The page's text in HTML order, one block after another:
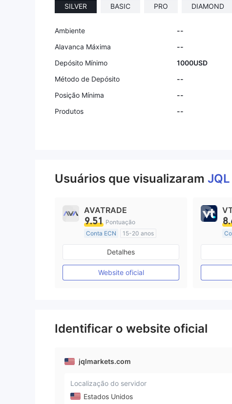
SILVER BASIC PRO DIAMOND
Ambiente --
Alavanca Máxima
--
Depósito Mínimo
1000USD
Método de Depósito
--
Posição Mínima
--
Produtos
--
Usuários que visualizaram
AVATRADE
9.51 Pontuação
Conta ECN
15-20 anos
Austrália Regulamento
Market Marketing (MM)
Etiqueta principal MT4
Detalhes
Website oficial
Identificar o website oficial
jqlmarkets.com
Localização do servidor
Estados Unidos